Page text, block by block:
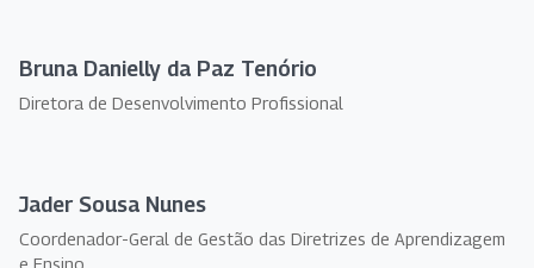
Bruna Danielly da Paz Tenório
Diretora de Desenvolvimento Profissional
Jader Sousa Nunes
Coordenador-Geral de Gestão das Diretrizes de Aprendizagem
e Ensino